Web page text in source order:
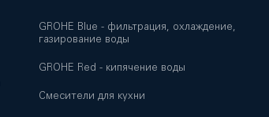
GROHE Blue - фильтрация, охлаждение,
газирование воды
GROHE Red - кипячение воды
Смесители для кухни